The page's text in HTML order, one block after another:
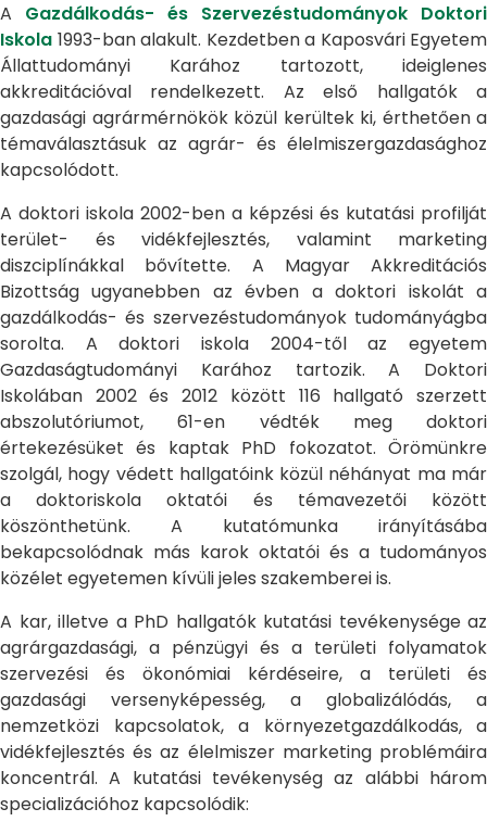
A Gazdálkodás- és Szervezéstudományok Doktori
Iskola 1993-ban alakult. Kezdetben a Kaposvári Egyetem
Állattudományi Karához tartozott, ideiglenes
akkreditációval rendelkezett. Az első hallgatók a
gazdasági agrármérnökök közül kerültek ki, érthetően a
témaválasztásuk az agrár- és élelmiszergazdasághoz
kapcsolódott.
A doktori iskola 2002-ben a képzési és kutatási profilját
terület- és vidékfejlesztés, valamint marketing
diszciplínákkal bővítette. A Magyar Akkreditációs
Bizottság ugyanebben az évben a doktori iskolát a
gazdálkodás- és szervezéstudományok tudományágba
sorolta. A doktori iskola 2004-től az egyetem
Gazdaságtudományi Karához tartozik. A Doktori
Iskolában 2002 és 2012 között 116 hallgató szerzett
abszolutóriumot, 61-en védték meg doktori
értekezésüket és kaptak PhD fokozatot. Örömünkre
szolgál, hogy védett hallgatóink közül néhányat ma már
a doktoriskola oktatói és témavezetői között
köszönthetünk. A kutatómunka irányításába
bekapcsolódnak más karok oktatói és a tudományos
közélet egyetemen kívüli jeles szakemberei is.
A kar, illetve a PhD hallgatók kutatási tevékenysége az
agrárgazdasági, a pénzügyi és a területi folyamatok
szervezési és ökonómiai kérdéseire, a területi és
gazdasági versenyképesség, a globalizálódás, a
nemzetközi kapcsolatok, a környezetgazdálkodás, a
vidékfejlesztés és az élelmiszer marketing problémáira
koncentrál. A kutatási tevékenység az alábbi három
specializációhoz kapcsolódik: